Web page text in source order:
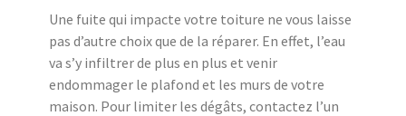
Une fuite qui impacte votre toiture ne vous laisse
pas d’autre choix que de la réparer. En effet, l’eau
va s’y infiltrer de plus en plus et venir
endommager le plafond et les murs de votre
maison. Pour limiter les dégâts, contactez l’un